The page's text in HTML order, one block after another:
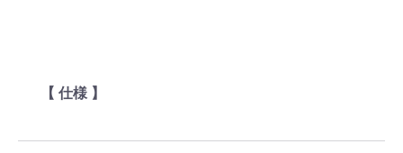
【 仕様 】